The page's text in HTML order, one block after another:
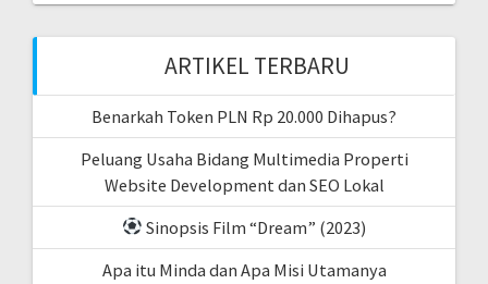
ARTIKEL TERBARU
Benarkah Token PLN Rp 20.000 Dihapus?
Peluang Usaha Bidang Multimedia Properti
Website Development dan SEO Lokal
Sinopsis Film “Dream” (2023)
Apa itu Minda dan Apa Misi Utamanya